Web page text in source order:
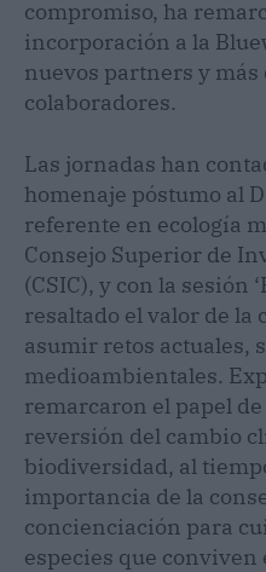
compromiso, ha
incorporación a la
nuevos partners y más
colaboradores.
Las jornadas han
homenaje póstumo al
referente en ecología
Consejo Superior de
(CSIC), y con la sesión
resaltado el valor de la
asumir retos actuales,
medioambientales.
remarcaron el papel
reversión del cambio
biodiversidad, al
importancia de la
concienciación para
especies que